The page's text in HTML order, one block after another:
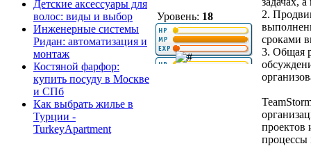
Детские аксессуары для
волос: виды и выбор
Инженерные системы
Ридан: автоматизация и
монтаж
Костяной фарфор:
купить посуду в Москве
и СПб
Как выбрать жилье в
Турции -
TurkeyApartment
Уровень: 18
2.
сроками
3. Общая
проектов